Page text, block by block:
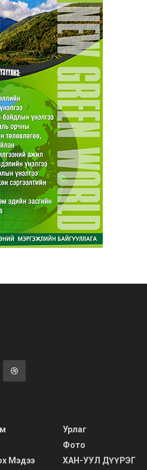
Мэдээ
Урлаг
Фото
ХАН-УУЛ ДҮҮРЭГ